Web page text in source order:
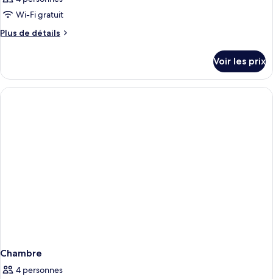
Wi-Fi gratuit
Plus de détails
Plus
le
type
de
Voir les prix
Chambre
4 personnes